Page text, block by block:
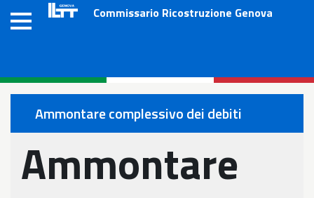
Salta
Commissario Ricostruzione Genova
Ammontare complessivo dei debiti
Ammontare